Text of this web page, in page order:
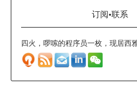
订阅·联系
四火，啰嗦的程序员一枚，现居西